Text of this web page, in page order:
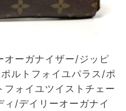
オーガナイザー/ジッピ
ルトフォイユパラス/ポ
ォイユツイストチェー
/デイリーオーガナイ